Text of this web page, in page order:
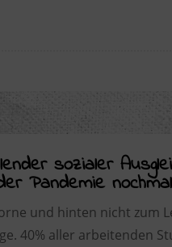
sozialer
Pandemie
und hinten nicht zum
40% aller arbeitenden